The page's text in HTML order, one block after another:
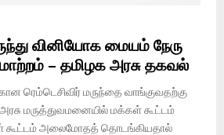
வினியோக மையம் நேரு
– தமிழக அரசு தகவல்
ரெம்டெசிவிர் மருந்தை வாங்குவதற்கு
மருத்துவமனையில் மக்கள் கூட்டம்
கூட்டம் அலைமோதத் தொடங்கியதால்